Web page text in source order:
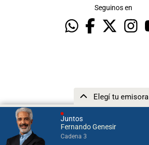
Juntos
Fernando Genesir
Cadena 3
Elegí tu emisora
Seguinos en